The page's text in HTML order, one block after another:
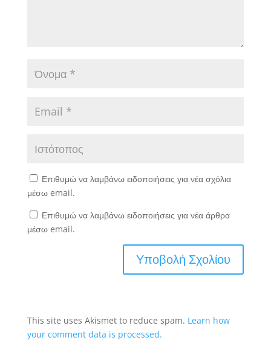
Επιθυμώ να λαμβάνω ειδοποιήσεις για νέα σχόλια
μέσω email.
Επιθυμώ να λαμβάνω ειδοποιήσεις για νέα άρθρα
μέσω email.
This site uses Akismet to reduce spam. Learn how
your comment data is processed.